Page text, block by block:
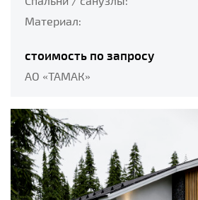
Материал:
стоимость по запросу
АО «ТАМАК»